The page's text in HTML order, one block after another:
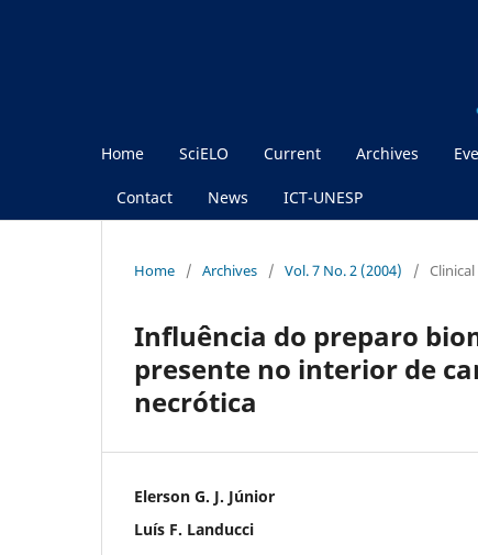
Home SciELO Current Archives
Contact News ICT-UNESP
Home / Archives / Vol. 7 No. 2 (2004) /
Influência do preparo
presente no interior de
necrótica
Elerson G. J. Júnior
Luís F. Landucci